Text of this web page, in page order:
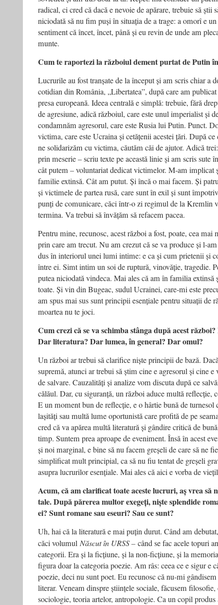
radical, ci cred că dacă e nevoie de apărare, trebuie să știi
niciodată să nu fim puși în situația de a trage: a omorî e
sentiment că încet, încet, până și eu revin de unde am
munte.
Cum te raportezi la războiul dement purtat de Putin
Lucrurile au fost tranșate de la început și am scris chiar a
cotidian din România, „Libertatea”, după care am
presa europeană. Ideea centrală e simplă: trebuie, fără
de agresiune, adică războiul, care este unul imperialist și
condamnăm agresorul, care este Rusia lui Putin. Punct.
victima, care este Ucraina și cetățenii acestei țări. După
ne solidarizăm cu victima, căutăm căi de ajutor. Adică
prin meserie – scriu texte pe această linie și am scris sute
cât putem – voluntariat dedicat victimelor. M‑am implicat
familie extinsă. Cât am putut. Și încă o mai facem. Și
și victimele de partea rusă, care sunt în exil și sunt
punți de comunicare, căci într‑o zi regimul de la Kremlin
termina. Va trebui să învățăm să refacem pacea.
Pentru mine, recunosc, acest război a fost, poate, cea mai
prin care am trecut. Nu am crezut că se va produce și
dus în interiorul unei lumi intime: e ca și cum prietenii și
între ei. Simt intim un soi de ruptură, vinovăție, tragedie.
putea niciodată vindeca. Mai ales că am în familia extinsă
toate. Și vin din Bugeac, sudul Ucrainei, care‑mi este
am spus mai sus sunt principii esențiale pentru situații de
moartea nu te joci.
Cum crezi că se va schimba stânga după acest
Dar literatura? Dar lumea, în general? Dar omul?
Un război ar trebui să clarifice niște principii de bază.
supremă, atunci ar trebui să știm cine e agresorul și cine
de salvare. Cauzalități și analize vom discuta după ce
călăul. Dar, cu siguranță, un război aduce multă reflecție,
E un moment bun de reflecție, e o hârtie bună de turnesol
lașități sau multă lume oportunistă care profită de pe
cred că va apărea multă literatură și gândire critică de
timp. Suntem prea aproape de eveniment. Însă în acest
și noi marginal, e bine să nu facem greșeli de care să ne
simplificat mult principial, ca să nu fiu tentat de greșeli
asupra lucrurilor esențiale. Mai ales că aici e vorba de
Acum, că am clarificat toate aceste lucruri, aș vrea să
tale. După părerea multor exegeți, niște splendide
ei? Sunt romane sau eseuri? Sau ce sunt?
Uh, hai că la literatură e mai puțin durut. Când am
căci volumul Născut în URSS – când se fac acele topuri
categorii. Era și la ficțiune, și la non‑ficțiune, și la
figura doar la categoria poezie. Am râs: ceea ce e sigur e
poezie, deci nu sunt poet. Eu recunosc că nu‑mi
literar. Veneam dinspre științele sociale, făcusem filosofie,
sociologie, teoria artelor, antropologie. Ca un copil